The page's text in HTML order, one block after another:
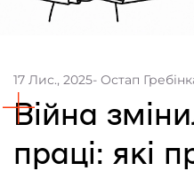
Підтримати
Контакти
Співпраця
Медіакіт
17 Лис., 2025- Остап
Війна
праці: які